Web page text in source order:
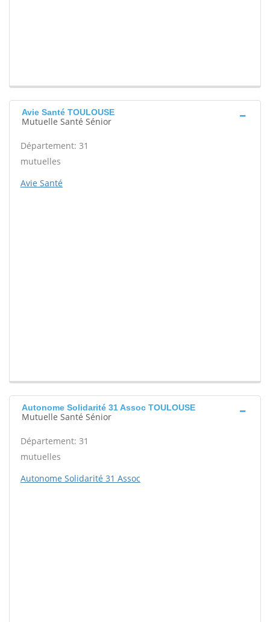
Avie Santé TOULOUSE
Mutuelle Santé Sénior
Département: 31
mutuelles
Avie Santé
Autonome Solidarité 31 Assoc TOULOUSE
Mutuelle Santé Sénior
Département: 31
mutuelles
Autonome Solidarité 31 Assoc